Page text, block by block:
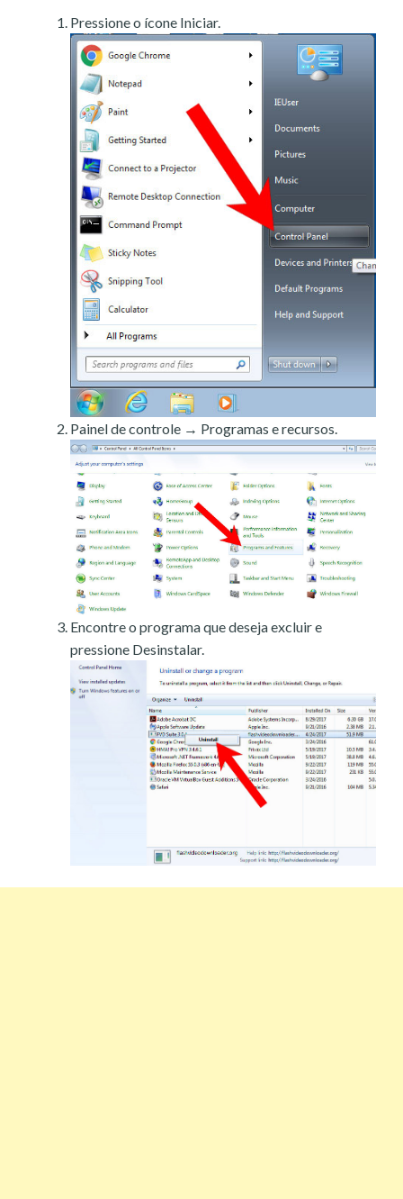
Pressione o ícone Iniciar.
Painel de controle → Programas e recursos.
Encontre o programa que deseja excluir e
pressione Desinstalar.